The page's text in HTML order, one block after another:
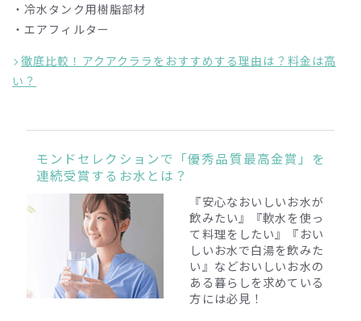
・冷水タンク用樹脂部材
・エアフィルター
徹底比較！アクアクララをおすすめする理由は？料金は高
い？
モンドセレクションで「優秀品質最高金賞」を
連続受賞するお水とは？
『安心なおいしいお水が
飲みたい』『軟水を使っ
て料理をしたい』『おい
しいお水で白湯を飲みた
い』 などおいしいお水の
ある暮らしを求めている
方には必見！